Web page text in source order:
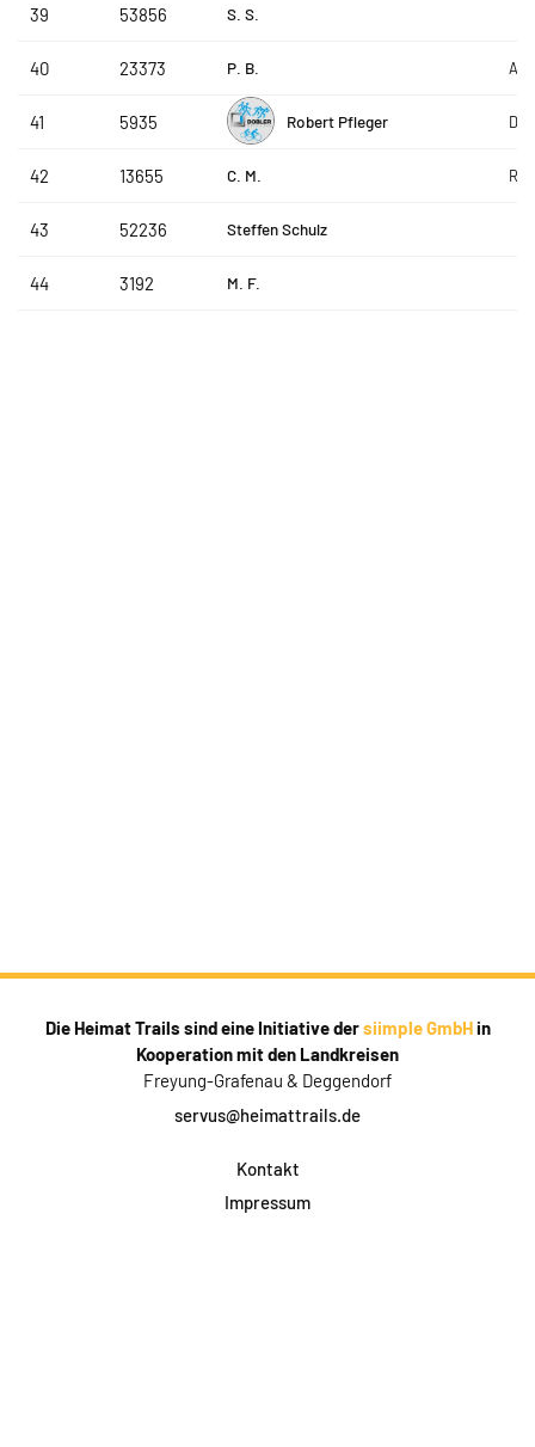
39 53856 S. S.
40 23373 P. B.
41 5935 Robert Pfleger
42 13655 C. M.
43 52236 Steffen Schulz
44 3192 M. F.
Die Heimat Trails sind eine Initiative dersiimple GmbHin
Kooperation mit den Landkreisen
Freyung-Grafenau & Deggendorf
servus@heimattrails.de
Kontakt
Impressum